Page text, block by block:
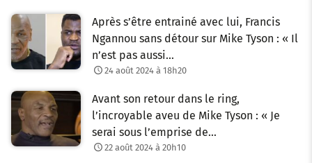
Après s’être entrainé avec lui, Francis
Ngannou sans détour sur Mike Tyson : « Il
n’est pas aussi…
24 août 2024 à 18h20
Avant son retour dans le ring,
l’incroyable aveu de Mike Tyson : « Je
serai sous l’emprise de…
22 août 2024 à 20h10